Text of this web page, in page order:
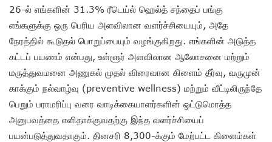
26-ல் எங்களின் 31.3% ரீடெய்ல் ஹெல்த் சந்தைப் பங்கு
எங்களுக்கு ஒரு பெரிய அளவிலான வளர்ச்சியையும், அதே
நேரத்தில் கூடுதல் பொறுப்பையும் வழங்குகிறது. எங்களின் அடுத்த
கட்டப் பயணம் என்பது, உள்ளூர் அளவிலான ஆலோசனை மற்றும்
மருத்துவமனை அணுகல் முதல் விரைவான கிளைம் தீர்வு, வருமுன்
காக்கும் நல்வாழ்வு (preventive wellness) மற்றும் வீட்டிலிருந்தே
பெறும் பராமரிப்பு வரை வாடிக்கையாளர்களின் ஒட்டுமொத்த
அனுபவத்தை எளிதாக்குவதற்கு இந்த வளர்ச்சியைப்
பயன்படுத்துவதாகும். தினசரி 8,300-க்கும் மேற்பட்ட கிளைம்கள்